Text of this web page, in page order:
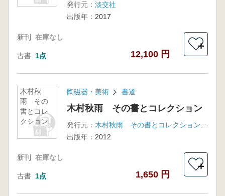
発行元： 淡交社
出版年： 2017
新刊 在庫なし
古書 1点 12,100 円
＋
木村秋
雨 その
書とコレ
クション
陶磁器・美術 書道
木村秋雨 その書とコレクション
発行元：
出版年： 2012
新刊 在庫なし
古書 1点 1,650 円
＋